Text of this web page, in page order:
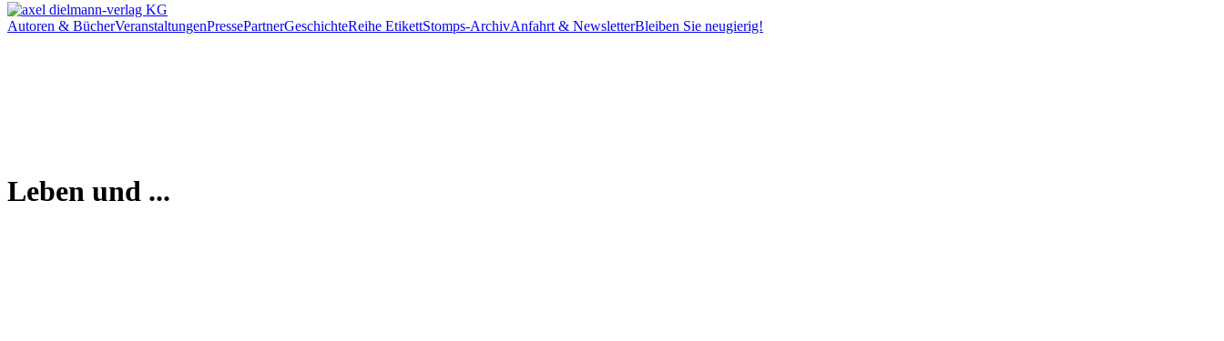
Autoren & BücherVeranstaltungenPressePartnerGeschichteReihe EtikettStomps-ArchivAnfahrt & NewsletterBleiben Sie neugierig!
Leben und ...